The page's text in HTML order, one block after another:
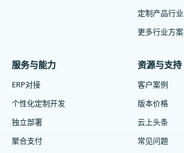
定制产品行业
更多行业方案
服务与能力
ERP对接
个性化定制开发
独立部署
聚合支付
资源与支持
客户案例
版本价格
云上头条
常见问题